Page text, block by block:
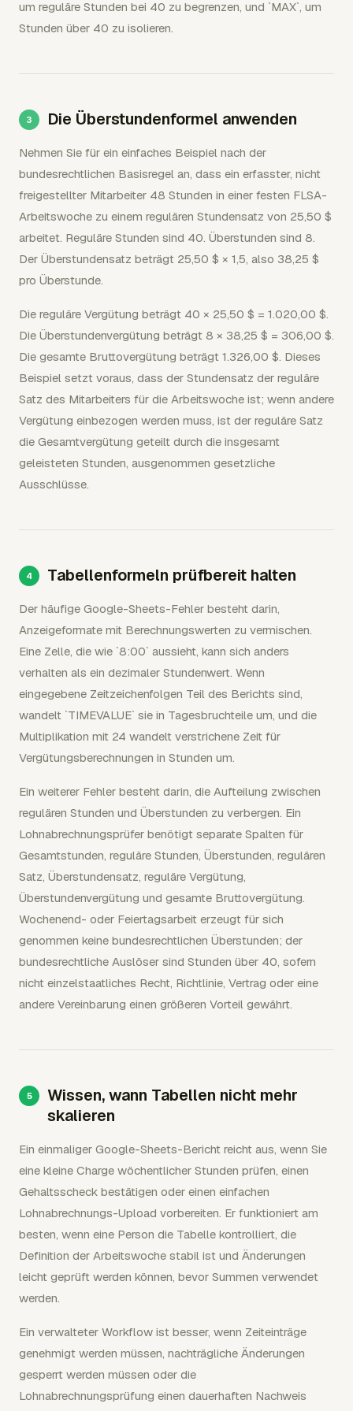
um reguläre Stunden bei 40 zu begrenzen, und `MAX`, um
Stunden über 40 zu isolieren.
Die Überstundenformel anwenden
Nehmen Sie für ein einfaches Beispiel nach der
bundesrechtlichen Basisregel an, dass ein erfasster, nicht
freigestellter Mitarbeiter 48 Stunden in einer festen FLSA-
Arbeitswoche zu einem regulären Stundensatz von 25,50 $
arbeitet. Reguläre Stunden sind 40. Überstunden sind 8.
Der Überstundensatz beträgt 25,50 $ × 1,5, also 38,25 $
pro Überstunde.
Die reguläre Vergütung beträgt 40 × 25,50 $ = 1.020,00 $.
Die Überstundenvergütung beträgt 8 × 38,25 $ = 306,00 $.
Die gesamte Bruttovergütung beträgt 1.326,00 $. Dieses
Beispiel setzt voraus, dass der Stundensatz der reguläre
Satz des Mitarbeiters für die Arbeitswoche ist; wenn andere
Vergütung einbezogen werden muss, ist der reguläre Satz
die Gesamtvergütung geteilt durch die insgesamt
geleisteten Stunden, ausgenommen gesetzliche
Ausschlüsse.
Tabellenformeln prüfbereit halten
Der häufige Google-Sheets-Fehler besteht darin,
Anzeigeformate mit Berechnungswerten zu vermischen.
Eine Zelle, die wie `8:00` aussieht, kann sich anders
verhalten als ein dezimaler Stundenwert. Wenn
eingegebene Zeitzeichenfolgen Teil des Berichts sind,
wandelt `TIMEVALUE` sie in Tagesbruchteile um, und die
Multiplikation mit 24 wandelt verstrichene Zeit für
Vergütungsberechnungen in Stunden um.
Ein weiterer Fehler besteht darin, die Aufteilung zwischen
regulären Stunden und Überstunden zu verbergen. Ein
Lohnabrechnungsprüfer benötigt separate Spalten für
Gesamtstunden, reguläre Stunden, Überstunden, regulären
Satz, Überstundensatz, reguläre Vergütung,
Überstundenvergütung und gesamte Bruttovergütung.
Wochenend- oder Feiertagsarbeit erzeugt für sich
genommen keine bundesrechtlichen Überstunden; der
bundesrechtliche Auslöser sind Stunden über 40, sofern
nicht einzelstaatliches Recht, Richtlinie, Vertrag oder eine
andere Vereinbarung einen größeren Vorteil gewährt.
Wissen, wann Tabellen nicht mehr
skalieren
Ein einmaliger Google-Sheets-Bericht reicht aus, wenn Sie
eine kleine Charge wöchentlicher Stunden prüfen, einen
Gehaltsscheck bestätigen oder einen einfachen
Lohnabrechnungs-Upload vorbereiten. Er funktioniert am
besten, wenn eine Person die Tabelle kontrolliert, die
Definition der Arbeitswoche stabil ist und Änderungen
leicht geprüft werden können, bevor Summen verwendet
werden.
Ein verwalteter Workflow ist besser, wenn Zeiteinträge
genehmigt werden müssen, nachträgliche Änderungen
gesperrt werden müssen oder die
Lohnabrechnungsprüfung einen dauerhaften Nachweis